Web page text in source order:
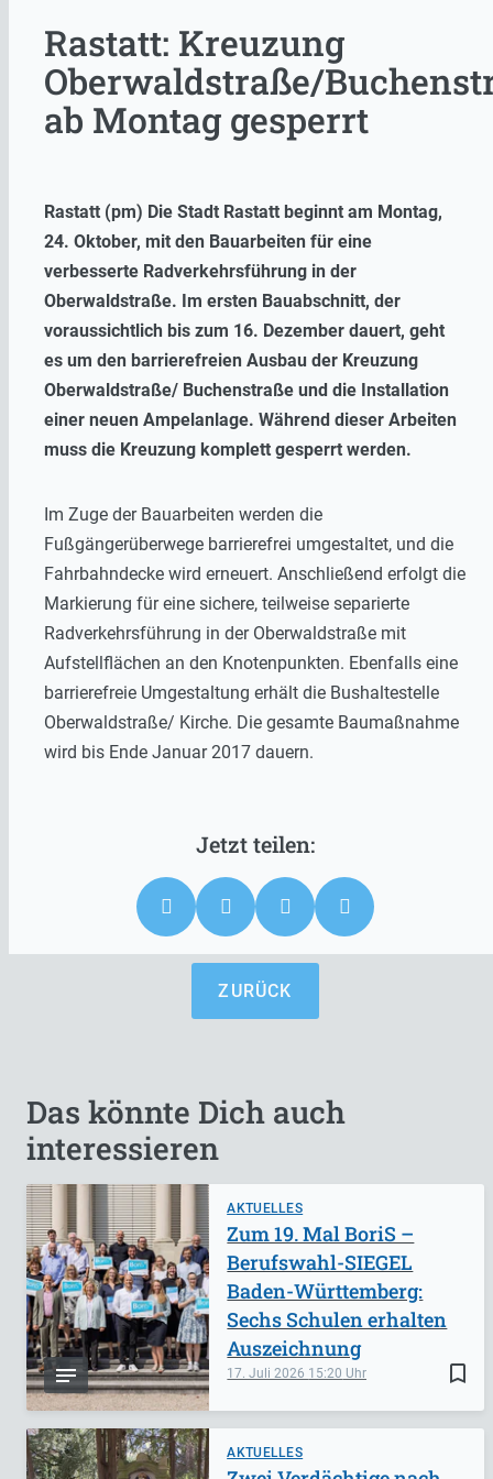
Rastatt: Kreuzung
Oberwaldstraße/
ab Montag gesperrt
Rastatt (pm) Die Stadt Rastatt beginnt am Montag,
24. Oktober, mit den Bauarbeiten für eine
verbesserte Radverkehrsführung in der
Oberwaldstraße. Im ersten Bauabschnitt, der
voraussichtlich bis zum 16. Dezember dauert, geht
es um den barrierefreien Ausbau der Kreuzung
Oberwaldstraße/ Buchenstraße und die Installation
einer neuen Ampelanlage. Während dieser Arbeiten
muss die Kreuzung komplett gesperrt werden.
Im Zuge der Bauarbeiten werden die
Fußgängerüberwege barrierefrei umgestaltet, und die
Fahrbahndecke wird erneuert. Anschließend erfolgt die
Markierung für eine sichere, teilweise separierte
Radverkehrsführung in der Oberwaldstraße mit
Aufstellflächen an den Knotenpunkten. Ebenfalls eine
barrierefreie Umgestaltung erhält die Bushaltestelle
Oberwaldstraße/ Kirche. Die gesamte Baumaßnahme
wird bis Ende Januar 2017 dauern.
ZURÜCK
Das könnte Dich auch
interessieren
AKTUELLES
bookmark_border
17. Juli 2026 15:20
Zum 19. Mal BoriS –
Berufswahl-SIEGEL
Baden-Württemberg:
Sechs Schulen erhalten
Auszeichnung
AKTUELLES